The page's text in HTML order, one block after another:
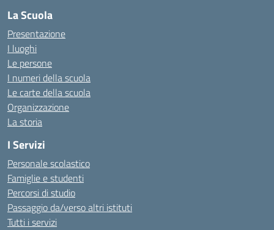
La Scuola
Presentazione
I luoghi
Le persone
I numeri della scuola
Le carte della scuola
Organizzazione
La storia
I Servizi
Personale scolastico
Famiglie e studenti
Percorsi di studio
Passaggio da/verso altri istituti
Tutti i servizi